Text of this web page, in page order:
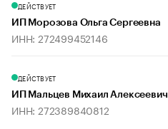
ДЕЙСТВУЕТ
ИП Морозова Ольга Сергеевна
ИНН: 272499452146
ДЕЙСТВУЕТ
ИП Мальцев Михаил Алексеевич
ИНН: 272389840812